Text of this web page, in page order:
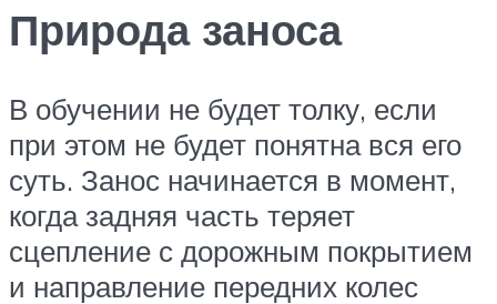
Природа заноса
В обучении не будет толку, если
при этом не будет понятна вся его
суть. Занос начинается в момент,
когда задняя часть теряет
сцепление с дорожным покрытием
и направление передних колес